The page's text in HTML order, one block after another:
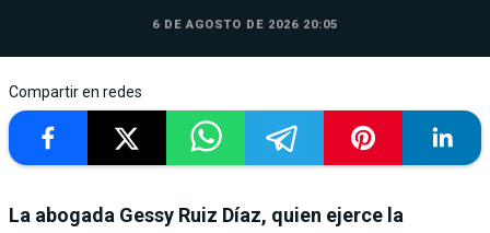
6 DE AGOSTO DE 2026 20:05
Compartir en redes
La abogada Gessy Ruiz Díaz, quien ejerce la